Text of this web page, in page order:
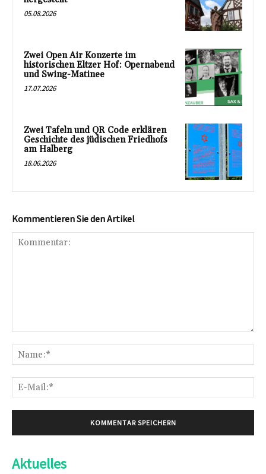
05.08.2026
Zwei Open Air Konzerte im
historischen Eltzer Hof: Opernabend
und Swing-Matinee
17.07.2026
Zwei Tafeln und QR Code erklären
Geschichte des jüdischen Friedhofs
am Halberg
18.06.2026
Kommentieren Sie den Artikel
Aktuelles